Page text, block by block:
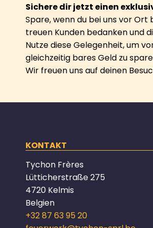
Sichere dir jetzt einen
Spare, wenn du bei uns vor
treuen Kunden bedanken und
Nutze diese Gelegenheit, um
gleichzeitig bares Geld zu
Wir freuen uns auf deinen
KONTAKT
Tychon Frères
Lütticherstraße 275
4720 Kelmis
Belgien
+32 87 63 95 20